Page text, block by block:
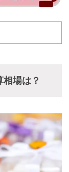
場は？